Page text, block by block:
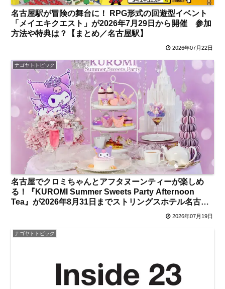
名古屋駅が冒険の舞台に！ RPG形式の回遊型イベント
「メイエキクエスト」が2026年7月29日から開催 参加
方法や特典は？【まとめ／名古屋駅】
2026年07月22日
ナゴヤトトピック
名古屋でクロミちゃんとアフタヌーンティーが楽しめ
る！『KUROMI Summer Sweets Party Afternoon
Tea』が2026年8月31日までストリングスホテル名古屋
にて開催中 最終日には1日限定キッズプリンセス体験も
2026年07月19日
ナゴヤトトピック